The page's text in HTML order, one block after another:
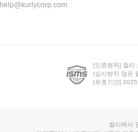
help@kurlycorp.com
[인증범위] 컬리
(심사받지 않은
[유효기간]
컬리에서